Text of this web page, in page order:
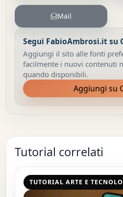
Mail
Segui FabioAmbrosi.it su
Aggiungi il sito alle fonti
facilmente i nuovi contenuti
quando disponibili.
Aggiungi su
Tutorial correlati
TUTORIAL ARTE E